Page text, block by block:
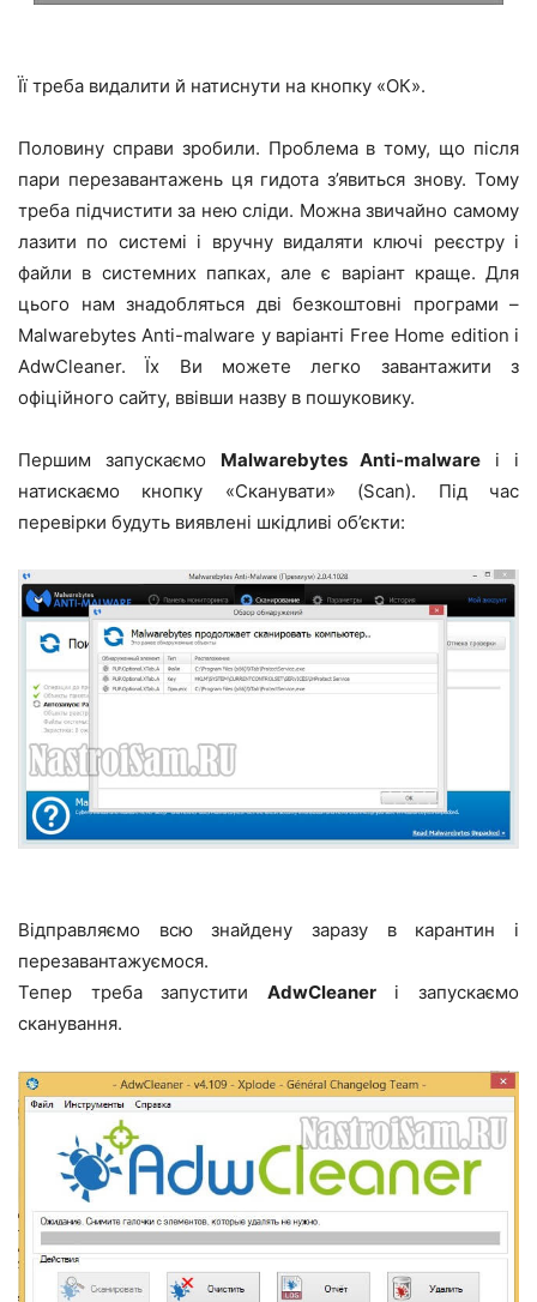
Її треба видалити й натиснути на кнопку «ОК».
Половину справи зробили. Проблема в тому, що після
пари перезавантажень ця гидота з’явиться знову. Тому
треба підчистити за нею сліди. Можна звичайно самому
лазити по системі і вручну видаляти ключі реєстру і
файли в системних папках, але є варіант краще. Для
цього нам знадобляться дві безкоштовні програми –
Malwarebytes Anti-malware у варіанті Free Home edition і
AdwCleaner. Їх Ви можете легко завантажити з
офіційного сайту, ввівши назву в пошуковику.
Першим запускаємо Malwarebytes Anti-malware і і
натискаємо кнопку «Сканувати» (Scan). Під час
перевірки будуть виявлені шкідливі об’єкти:
Відправляємо всю знайдену заразу в карантин і
перезавантажуємося.
Тепер треба запустити AdwCleanerі запускаємо
сканування.